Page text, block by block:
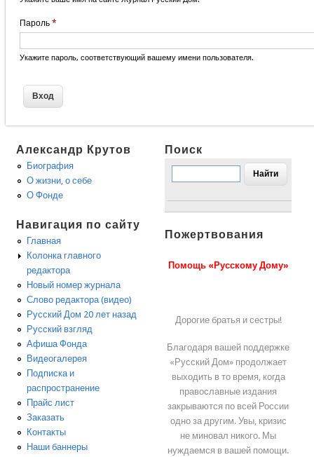
Пароль *
Укажите пароль, соответствующий вашему имени пользователя.
Александр Крутов
Биография
О жизни, о себе
О Фонде
Навигация по сайту
Главная
Колонка главного
редактора
Новый номер журнала
Слово редактора (видео)
Русский Дом 20 лет назад
Русский взгляд
Афиша Фонда
Видеогалерея
Подписка и
распространение
Прайс лист
Заказать
Контакты
Наши баннеры
Поиск
Пожертвования
Помощь «Русскому Дому»
Дорогие братья и сестры!
Благодаря вашей поддержке
«Русский Дом» продолжает
выходить в то время, когда
православные издания
закрываются по всей России
одно за другим. Увы, кризис
не миновал никого. Мы
нуждаемся в вашей помощи.